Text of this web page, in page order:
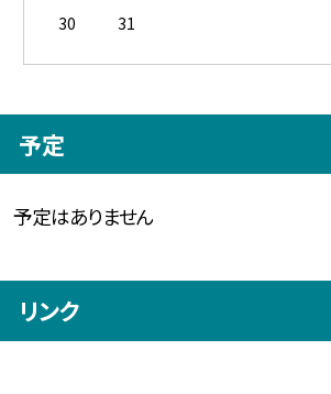
30
31
予定
予定はありません
リンク